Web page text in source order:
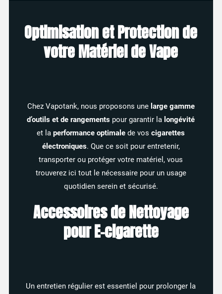
Optimisation et Protection de
votre Matériel de Vape
Chez Vapotank, nous proposons une large gamme
d’outils et de rangements pour garantir la longévité
et laperformance optimale de voscigarettes
électroniques. Que ce soit pour entretenir,
transporter ou protéger votre matériel, vous
trouverez ici tout le nécessaire pour un usage
quotidien serein et sécurisé.
Accessoires de Nettoyage
pour E-cigarette
Un entretien régulier est essentiel pour prolonger la